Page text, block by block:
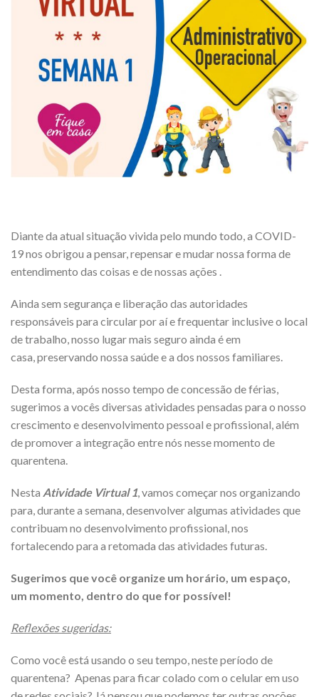
Diante da atual situação vivida pelo mundo todo, a COVID-
19 nos obrigou a pensar, repensar e mudar nossa forma de
entendimento das coisas e de nossas ações .
Ainda sem segurança e liberação das autoridades
responsáveis para circular por aí e frequentar inclusive o local
de trabalho, nosso lugar mais seguro ainda é em
casa, preservando nossa saúde e a dos nossos familiares.
Desta forma, após nosso tempo de concessão de férias,
sugerimos a vocês diversas atividades pensadas para o nosso
crescimento e desenvolvimento pessoal e profissional, além
de promover a integração entre nós nesse momento de
quarentena.
Nesta Atividade Virtual 1, vamos começar nos organizando
para, durante a semana, desenvolver algumas atividades que
contribuam no desenvolvimento profissional, nos
fortalecendo para a retomada das atividades futuras.
Sugerimos que você organize um horário, um espaço,
um momento, dentro do que for possível!
Reflexões sugeridas:
Como você está usando o seu tempo, neste período de
quarentena? Apenas para ficar colado com o celular em uso